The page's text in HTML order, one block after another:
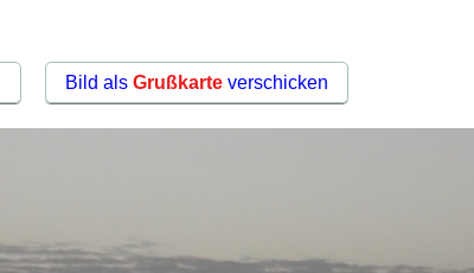
Bild als Grußkarteverschicken